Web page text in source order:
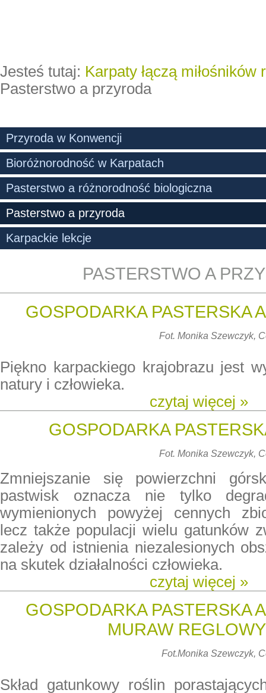
Jesteś tutaj: Karpaty łączą miłośników
Pasterstwo a przyroda
Przyroda w Konwencji
Bioróżnorodność w Karpatach
Pasterstwo a różnorodność biologiczna
Pasterstwo a przyroda
Karpackie lekcje
PASTERSTWO A
GOSPODARKA PASTERSKA
Fot. Monika Szewczyk,
Piękno karpackiego krajobrazu jest
natury i człowieka.
czytaj więcej »
GOSPODARKA
Fot. Monika Szewczyk,
Zmniejszanie się powierzchni
pastwisk oznacza nie tylko
wymienionych powyżej cennych
lecz także populacji wielu gatunków
zależy od istnienia niezalesionych
na skutek działalności człowieka.
czytaj więcej »
GOSPODARKA PASTERSKA
MURAW
Fot.Monika Szewczyk,
Skład gatunkowy roślin